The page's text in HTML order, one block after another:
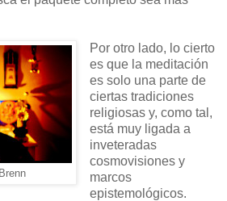
Por otro lado, lo cierto
es que la meditación
es solo una parte de
ciertas tradiciones
religiosas y, como tal,
está muy ligada a
inveteradas
cosmovisiones y
marcos
epistemológicos.